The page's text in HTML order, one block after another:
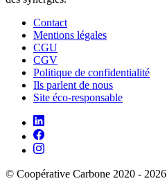
Contact
Mentions légales
CGU
CGV
Politique de confidentialité
Ils parlent de nous
Site éco-responsable
© Coopérative Carbone 2020 - 2026